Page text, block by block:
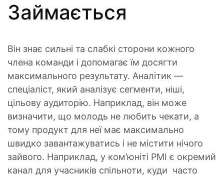
Займається
Він знає сильні та слабкі сторони кожного
члена команди і допомагає їм досягти
максимального результату. Аналітик —
спеціаліст, який аналізує сегменти, ніші,
цільову аудиторію. Наприклад, він може
визначити, що молодь не любить чекати, а
тому продукт для неї має максимально
швидко завантажуватись і не містити нічого
зайвого. Наприклад, у ком’юніті PMI є окремий
канал для учасників спільноти, куди часто